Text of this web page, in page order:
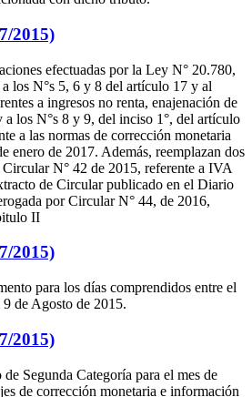
2015)
efectuadas por la Ley N° 20.780,
los N°s 5, 6 y 8 del artículo 17 y al
a ingresos no renta, enajenación de
a los N°s 8 y 9, del inciso 1°, del artículo
a las normas de corrección monetaria
enero de 2017. Además, reemplazan dos
N° 42 de 2015, referente a IVA
de Circular publicado en el Diario
por Circular N° 44, de 2016,
II
2015)
para los días comprendidos entre el
de Agosto de 2015.
2015)
Segunda Categoría para el mes de
de corrección monetaria e información